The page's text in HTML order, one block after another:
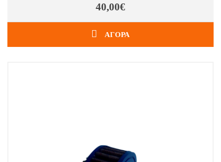
40,00€
ΑΓΟΡΑ